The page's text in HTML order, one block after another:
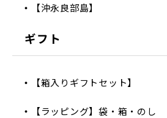
【沖永良部島】
ギフト
【箱入りギフトセット】
【ラッピング】袋・箱・のし